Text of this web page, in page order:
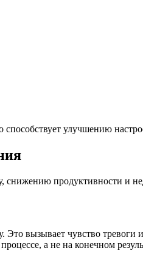
улучшению
снижению продуктивности и
вызывает чувство тревоги
а не на конечном